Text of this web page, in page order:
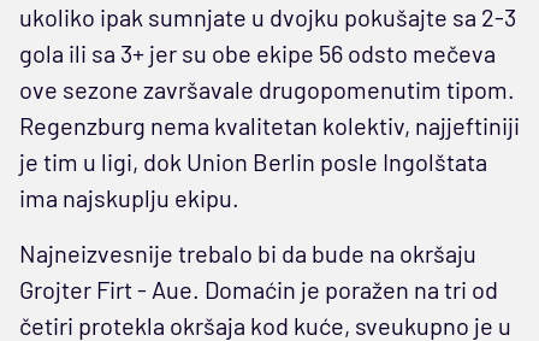
ukoliko ipak sumnjate u dvojku pokušajte sa 2-3
gola ili sa 3+ jer su obe ekipe 56 odsto mečeva
ove sezone završavale drugopomenutim tipom.
Regenzburg nema kvalitetan kolektiv, najjeftiniji
je tim u ligi, dok Union Berlin posle Ingolštata
ima najskuplju ekipu.
Najneizvesnije trebalo bi da bude na okršaju
Grojter Firt - Aue. Domaćin je poražen na tri od
četiri protekla okršaja kod kuće, sveukupno je u